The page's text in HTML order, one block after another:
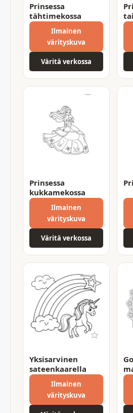
Prinsessa
tähtimekossa
Ilmainen
värityskuva
Väritä verkossa
Prinsessa
kukkamekossa
Ilmainen
värityskuva
Väritä verkossa
Yksisarvinen
sateenkaarella
Ilmainen
värityskuva